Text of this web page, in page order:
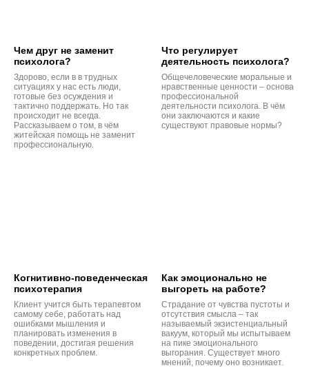
Чем друг не заменит
психолога?
Здорово, если в в трудных
ситуациях у нас есть люди,
готовые без осуждения и
тактично поддержать. Но так
происходит не всегда.
Рассказываем о том, в чём
житейская помощь не заменит
профессиональную.
Что регулирует
деятельность психолога?
Общечеловеческие моральные и
нравственные ценности – основа
профессиональной
деятельности психолога. В чём
они заключаются и какие
существуют правовые нормы?
Когнитивно-поведенческая
психотерапия
Клиент учится быть терапевтом
самому себе, работать над
ошибками мышления и
планировать изменения в
поведении, достигая решения
конкретных проблем.
Как эмоционально не
выгореть на работе?
Страдание от чувства пустоты и
отсутствия смысла – так
называемый экзистенциальный
вакуум, который мы испытываем
на пике эмоционального
выгорания. Существует много
мнений, почему оно возникает.